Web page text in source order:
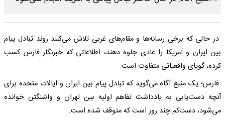
در حالی که برخی رسانه‌ها و مقام‌های غربی تلاش می‌کنند روند تبادل پیام
بین ایران و آمریکا را عادی جلوه دهند، اطلاعاتی که خبرنگار فارس کسب
کرده، گویای واقعیاتی متفاوت است.
فارس؛ یک منبع آگاه می‌گوید که تبادل پیام بین ایران و ایالات متحده برای
آنچه دست‌یابی به یادداشت تفاهم اولیه بین تهران و واشنگتن خوانده
می‌شود، دست‌کم چند روز است که متوقف شده است.